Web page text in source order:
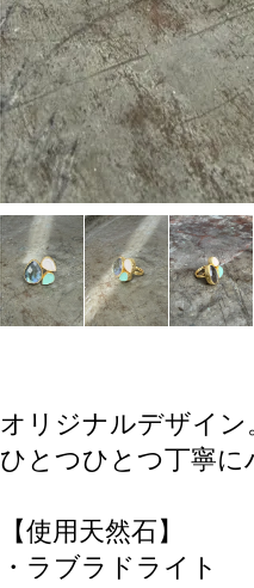
オリジナルデザイン
ひとつひとつ丁寧
【使用天然石】
・ラブラドライト